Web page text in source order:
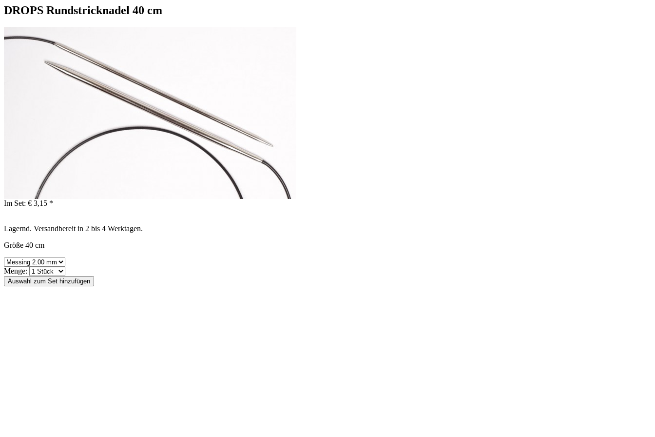
DROPS Rundstricknadel 40 cm
Im Set: € 3,15 *
Lagernd. Versandbereit in 2 bis 4 Werktagen.
Größe 40 cm
Menge: